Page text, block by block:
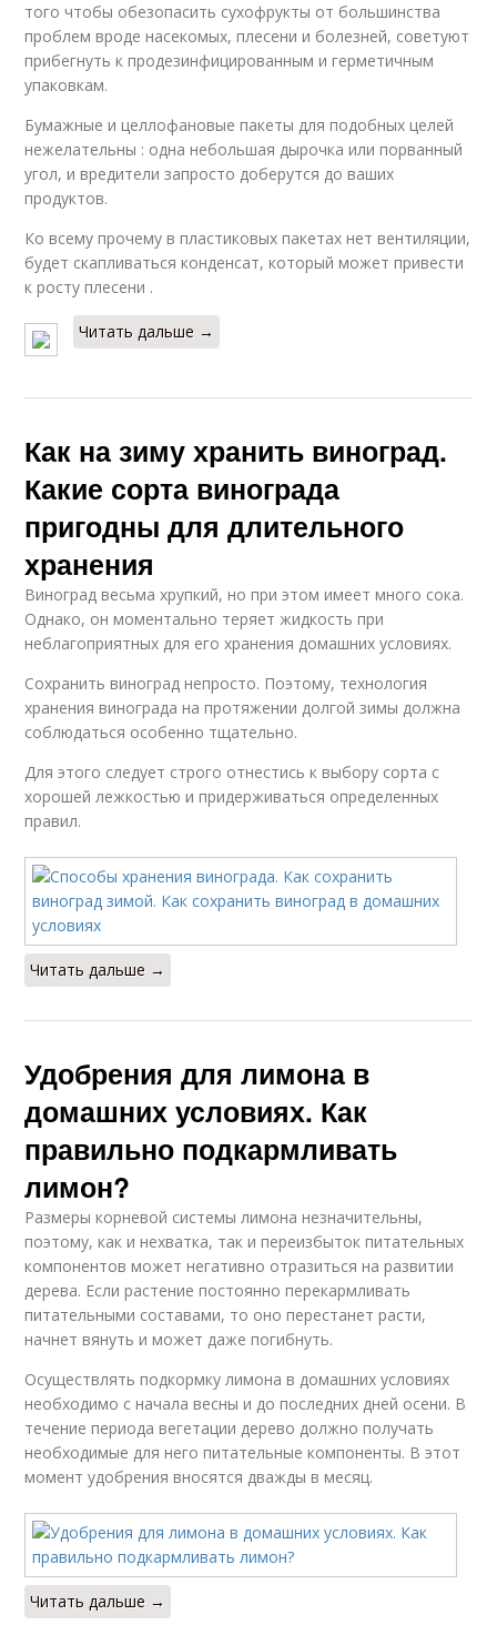
того чтобы обезопасить сухофрукты от большинства
проблем вроде насекомых, плесени и болезней, советуют
прибегнуть к продезинфицированным и герметичным
упаковкам.
Бумажные и целлофановые пакеты для подобных целей
нежелательны : одна небольшая дырочка или порванный
угол, и вредители запросто доберутся до ваших
продуктов.
Ко всему прочему в пластиковых пакетах нет вентиляции,
будет скапливаться конденсат, который может привести
к росту плесени .
Читать дальше →
Как на зиму хранить виноград.
Какие сорта винограда
пригодны для длительного
хранения
Виноград весьма хрупкий, но при этом имеет много сока.
Однако, он моментально теряет жидкость при
неблагоприятных для его хранения домашних условиях.
Сохранить виноград непросто. Поэтому, технология
хранения винограда на протяжении долгой зимы должна
соблюдаться особенно тщательно.
Для этого следует строго отнестись к выбору сорта с
хорошей лежкостью и придерживаться определенных
правил.
Читать дальше →
Удобрения для лимона в
домашних условиях. Как
правильно подкармливать
лимон?
Размеры корневой системы лимона незначительны,
поэтому, как и нехватка, так и переизбыток питательных
компонентов может негативно отразиться на развитии
дерева. Если растение постоянно перекармливать
питательными составами, то оно перестанет расти,
начнет вянуть и может даже погибнуть.
Осуществлять подкормку лимона в домашних условиях
необходимо с начала весны и до последних дней осени. В
течение периода вегетации дерево должно получать
необходимые для него питательные компоненты. В этот
момент удобрения вносятся дважды в месяц.
Читать дальше →